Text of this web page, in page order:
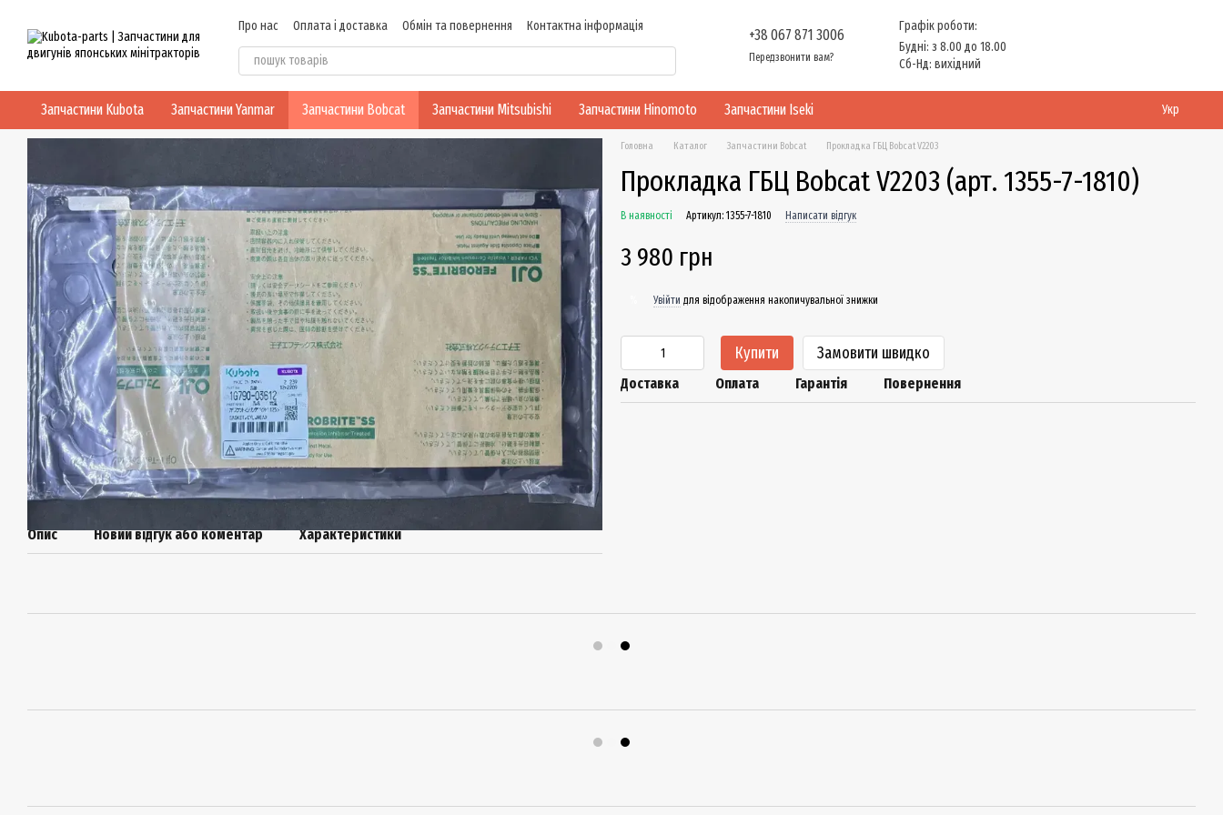
Про нас Оплата і доставка Обмін та повернення
Контактна інформація
Блог
Політика конфіденційності
+38 067 871 3006
Передзвонити вам?
Графік роботи:
Будні: з 8.00 до 18.00
Сб-Нд: вихідний
Запчастини Kubota Запчастини Yanmar Запчастини Bobcat Запчастини Mitsubishi Запчастини Hinomoto Запчастини Iseki Укр
Опис Новий відгук або коментар Характеристики
Головна Каталог Запчастини Bobcat Прокладка ГБЦ Bobcat V2203
Прокладка ГБЦ Bobcat V2203 (арт. 1355-7-1810)
В наявності Артикул: 1355-7-1810 Написати відгук
3 980 грн
Увійти для відображення накопичувальної знижки
Купити Замовити швидко
Доставка Оплата Гарантія Повернення